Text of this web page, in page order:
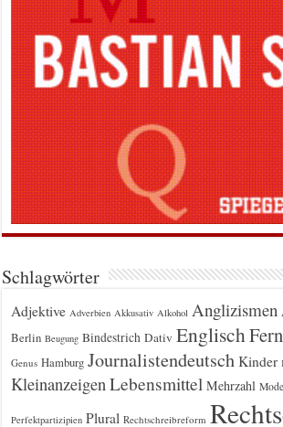
Schlagwörter
Adjektive Adverbien Akkusativ Alkohol Anglizismen
Berlin Beugung Bindestrich Dativ Englisch
Genus Hamburg Journalistendeutsch Kinder
Kleinanzeigen Lebensmittel Mehrzahl Mode
Perfektpartizipien Plural Rechtschreibreform